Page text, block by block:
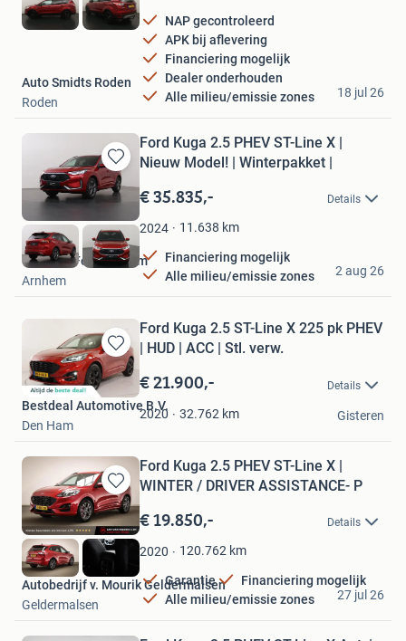
NAP gecontroleerd
APK bij aflevering
Financiering mogelijk
Dealer onderhouden
Alle milieu/emissie zones
Auto Smidts Roden
Roden
18 jul 26
Bewaren
in
Mijn
Favorieten
Ford Kuga 2.5 PHEV ST-Line X |
Nieuw Model! | Winterpakket |
€ 35.835,- Details
2024 11.638 km
Financiering mogelijk
Alle milieu/emissie zones
Wensink Ford Arnhem
Arnhem
2 aug 26
Bewaren
in
Mijn
Favorieten
Ford Kuga 2.5 ST-Line X 225 pk PHEV
| HUD | ACC | Stl. verw.
€ 21.900,- Details
2020 32.762 km
Bestdeal Automotive B.V.
Den Ham
Gisteren
Bewaren
in
Mijn
Favorieten
Ford Kuga 2.5 PHEV ST-Line X |
WINTER / DRIVER ASSISTANCE- P
€ 19.850,- Details
2020 120.762 km
Garantie
Financiering mogelijk
Alle milieu/emissie zones
Autobedrijf v. Mourik Geldermalsen
Geldermalsen
27 jul 26